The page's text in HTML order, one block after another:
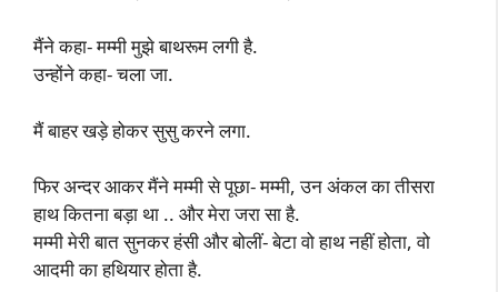
मैंने कहा- मम्मी मुझे बाथरूम लगी है.
उन्होंने कहा- चला जा.
मैं बाहर खड़े होकर सुसु करने लगा.
फिर अन्दर आकर मैंने मम्मी से पूछा- मम्मी, उन अंकल का तीसरा
हाथ कितना बड़ा था .. और मेरा जरा सा है.
मम्मी मेरी बात सुनकर हंसी और बोलीं- बेटा वो हाथ नहीं होता, वो
आदमी का हथियार होता है.